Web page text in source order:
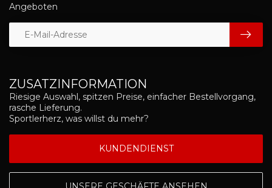
ZUSATZINFORMATION
Riesige Auswahl, spitzen Preise, einfacher Bestellvorgang,
rasche Lieferung.
Sportlerherz, was willst du mehr?
KUNDENDIENST
Angeboten